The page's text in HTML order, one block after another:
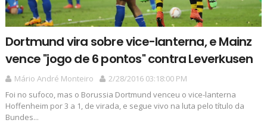
Dortmund vira sobre vice-lanterna, e Mainz
vence "jogo de 6 pontos" contra Leverkusen
Mário André Monteiro
2/28/2016 03:18:00 PM
Foi no sufoco, mas o Borussia Dortmund venceu o vice-lanterna
Hoffenheim por 3 a 1, de virada, e segue vivo na luta pelo título da
Bundes...